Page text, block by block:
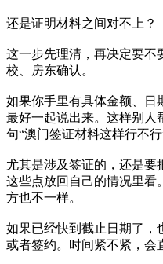
还是证明材料之间对不上？
这一步先理清，再决定要不
校、房东确认。
如果你手里有具体金额、日
最好一起说出来。这样别人
句“澳门签证材料这样行不行
尤其是涉及签证的，还是要
这些点放回自己的情况里看
方也不一样。
如果已经快到截止日期了，
或者签约。时间紧不紧，会